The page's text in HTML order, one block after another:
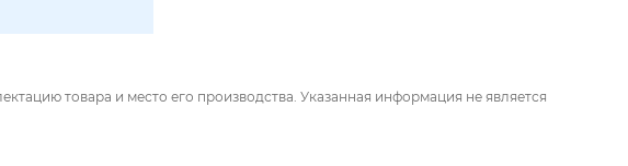
товара и место его производства. Указанная информация не является